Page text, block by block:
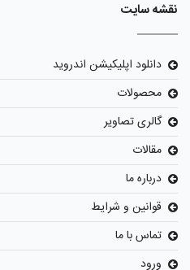
نقشه سایت
دانلود اپلیکیشن اندروید
محصولات
گالری تصاویر
مقالات
درباره ما
قوانین و شرایط
تماس با ما
ورود